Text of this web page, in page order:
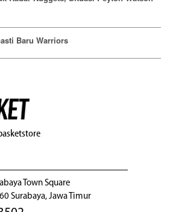
Baru Warriors
Town Square
Surabaya, Jawa Timur